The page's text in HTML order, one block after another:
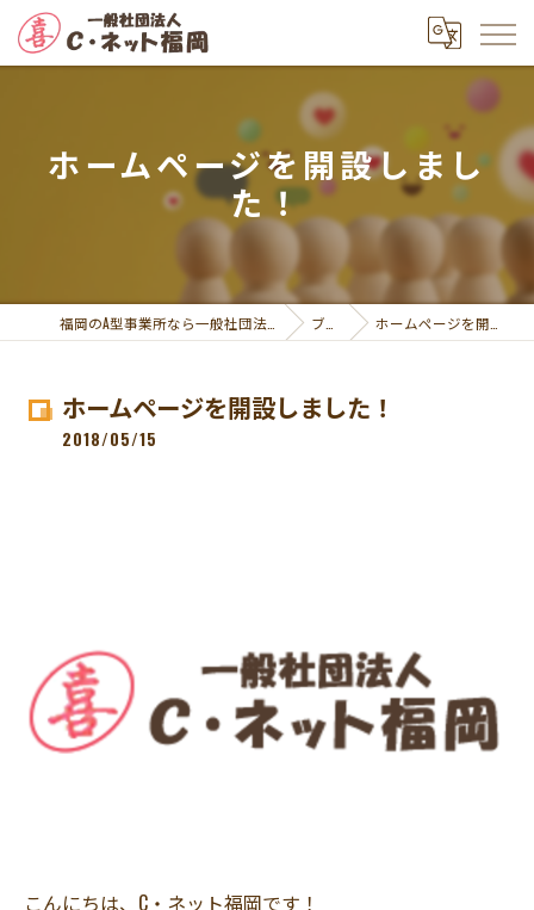
ホームページを開設しまし
た！
ブログ ホームページを開設しました！
ホームページを開設しました！
2018/05/15
こんにちは、C・ネット福岡です！